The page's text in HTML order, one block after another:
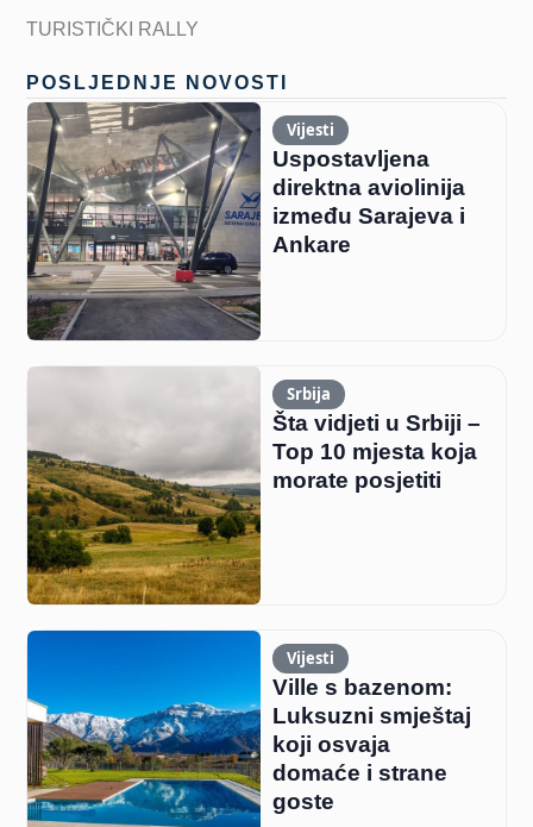
TURISTIČKI RALLY
POSLJEDNJE NOVOSTI
Vijesti
Uspostavljena
direktna aviolinija
između Sarajeva i
Ankare
Srbija
Šta vidjeti u Srbiji –
Top 10 mjesta koja
morate posjetiti
Vijesti
Ville s bazenom:
Luksuzni smještaj
koji osvaja
domaće i strane
goste